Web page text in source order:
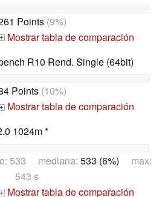
Points(9%)
+
Mostrar tabla de comparación
R10 Rend. Single (64bit)
Points(10%)
+
Mostrar tabla de comparación
1024m *
533 mediana: 533 (6%) max:
543 s
+ Mostrar tabla de comparación